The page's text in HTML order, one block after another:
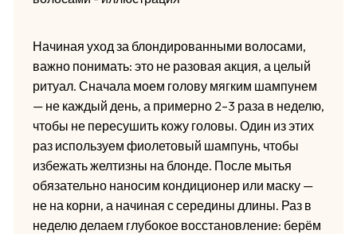
Начиная уход за блондированными волосами,
важно понимать: это не разовая акция, а целый
ритуал. Сначала моем голову мягким шампунем
— не каждый день, а примерно 2–3 раза в неделю,
чтобы не пересушить кожу головы. Один из этих
раз используем фиолетовый шампунь, чтобы
избежать желтизны на блонде. После мытья
обязательно наносим кондиционер или маску —
не на корни, а начиная с середины длины. Раз в
неделю делаем глубокое восстановление: берём